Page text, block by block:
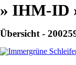
» IHM-ID
Übersicht -